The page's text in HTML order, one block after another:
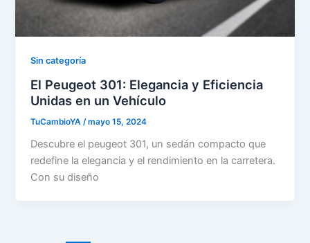
Sin categoría
El Peugeot 301: Elegancia y Eficiencia
Unidas en un Vehículo
TuCambioYA /mayo 15, 2024
Descubre el peugeot 301, un sedán compacto que
redefine la elegancia y el rendimiento en la carretera.
Con su diseño